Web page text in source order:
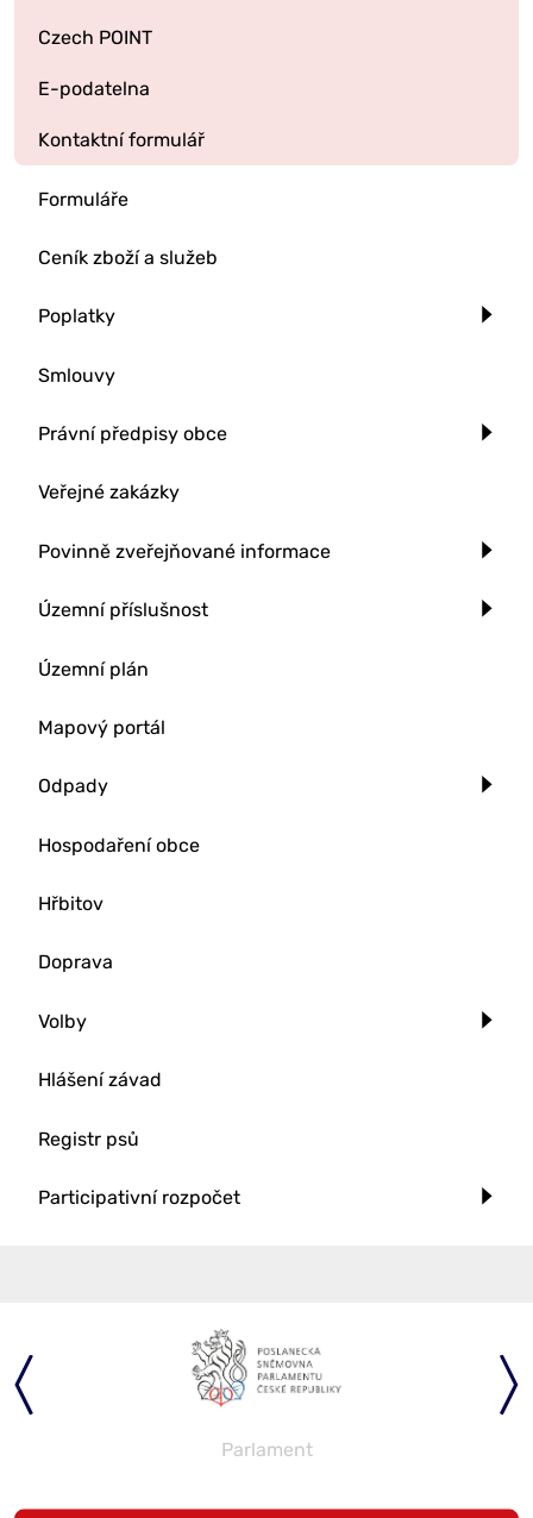
Czech POINT
E-podatelna
Kontaktní formulář
Formuláře
Ceník zboží a služeb
Poplatky
Smlouvy
Právní předpisy obce
Veřejné zakázky
Povinně zveřejňované informace
Územní příslušnost
Územní plán
Mapový portál
Odpady
Hospodaření obce
Hřbitov
Doprava
Volby
Hlášení závad
Registr psů
Participativní rozpočet
Parlament